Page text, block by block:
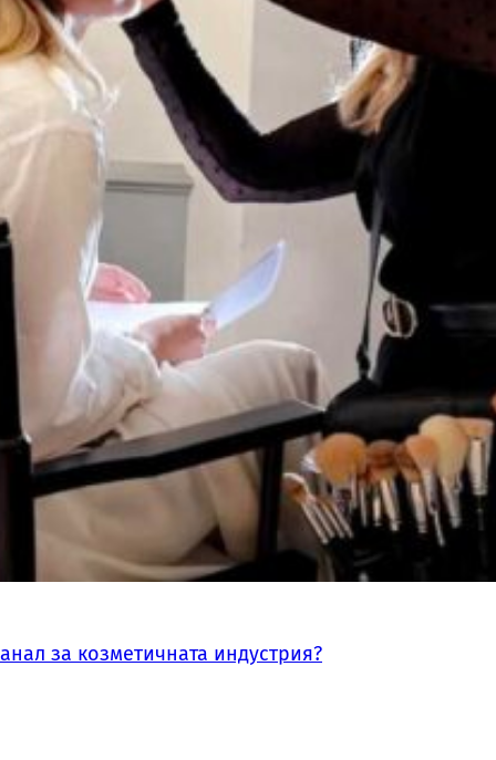
за козметичната индустрия?